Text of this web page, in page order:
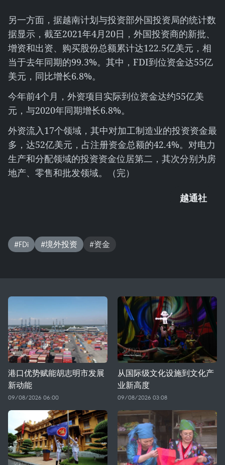
另一方面，据越南计划与投资部外国投资局的统计数
据显示，截至2021年4月20日，外国投资商的新批、
增资和出资、购买股份总额累计达122.5亿美元，相
当于去年同期的99.3%。其中，FDI到位资金达55亿
美元，同比增长6.8%。
今年前4个月，外资项目实际到位资金达约55亿美
元，与2020年同期增长6.8%。
外资流入17个领域，其中对加工制造业的投资资金最
多，达52亿美元，占注册资金总额的42.4%。对电力
生产和分配领域的投资资金位居第二，其次分别为房
地产、零售和批发领域。（完）
越通社
#FDi #境外投资 #资金
港口优势赋能胡志明市发展
新动能
09/08/2026 06:00
从国际级文化设施到文化产
业新高度
09/08/2026 03:08